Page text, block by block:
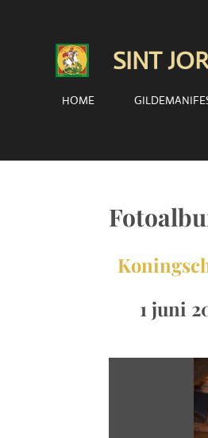
hoofdinhoud
SINT
HOME
1 juni